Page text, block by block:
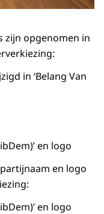
zijn opgenomen in
in ‘Belang Van
en logo
en logo
en logo